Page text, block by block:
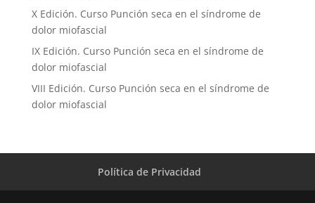
X Edición. Curso Punción seca en el síndrome de
dolor miofascial
IX Edición. Curso Punción seca en el síndrome de
dolor miofascial
VIII Edición. Curso Punción seca en el síndrome de
dolor miofascial
Política de Privacidad